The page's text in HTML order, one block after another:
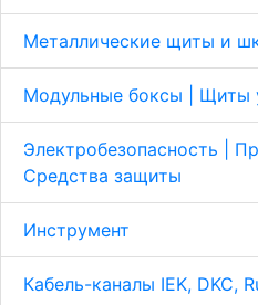
Металлические щиты и
Модульные боксы | Щиты
Электробезопасность |
Средства защиты
Инструмент
Кабель-каналы IEK, DKC,